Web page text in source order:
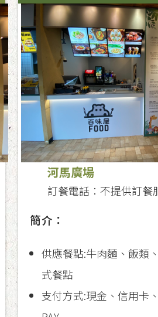
河馬廣場
訂餐電話：不提供訂餐
簡介：
供應餐點:牛肉麵、飯類
式餐點
支付方式:現金、信用卡